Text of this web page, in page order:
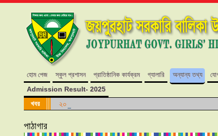
হোম পেজ স্কুল প্রশাসন প্রাতিষ্ঠানিক কার্যক্রম গ্যালারি অন্যান্য তথ্য
Admission Result- 2025
খবর
২০২৪ শিক্ষাবর্ষে কোন শ্রেণিতে কোন আসন ফাঁকা নেই।
পাঠাগার